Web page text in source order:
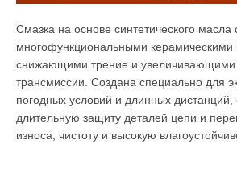
Смазка на основе синтетического масла
многофункциональными керамическими
снижающими трение и увеличивающими
трансмиссии. Создана специально для
погодных условий и длинных дистанций,
длительную защиту деталей цепи и
износа, чистоту и высокую